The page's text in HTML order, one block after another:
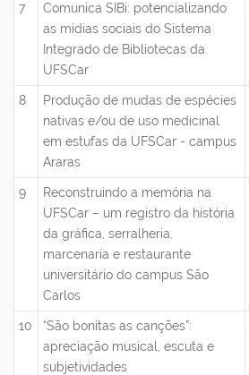
7
Comunica SIBi: potencializando
as mídias sociais do Sistema
Integrado de Bibliotecas da
UFSCar
8
Produção de mudas de espécies
nativas e/ou de uso medicinal
em estufas da UFSCar - campus
Araras
9
Reconstruindo a memória na
UFSCar – um registro da história
da gráfica, serralheria,
marcenaria e restaurante
universitário do campus São
Carlos
10
“São bonitas as canções”:
apreciação musical, escuta e
subjetividades